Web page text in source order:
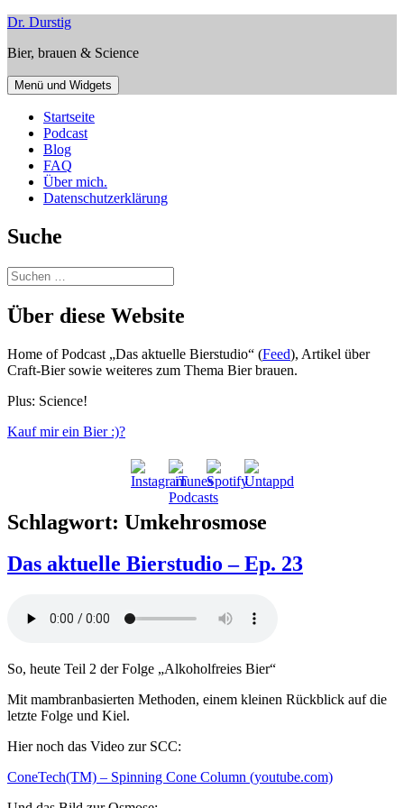
Zum
springen
Dr. Durstig
Bier, brauen & Science
Menü und Widgets
Startseite
Podcast
Blog
FAQ
Über mich.
Datenschutzerklärung
Suche
Suchen
nach:
Über diese Website
Home of Podcast „Das aktuelle Bierstudio“ (Feed), Artikel über
Craft-Bier sowie weiteres zum Thema Bier brauen.
Plus: Science!
Kauf mir ein Bier :)?
Schlagwort: Umkehrosmose
Das aktuelle Bierstudio – Ep. 23
So, heute Teil 2 der Folge „Alkoholfreies Bier“
Mit mambranbasierten Methoden, einem kleinen Rückblick auf die
letzte Folge und Kiel.
Hier noch das Video zur SCC:
ConeTech(TM) – Spinning Cone Column (youtube.com)